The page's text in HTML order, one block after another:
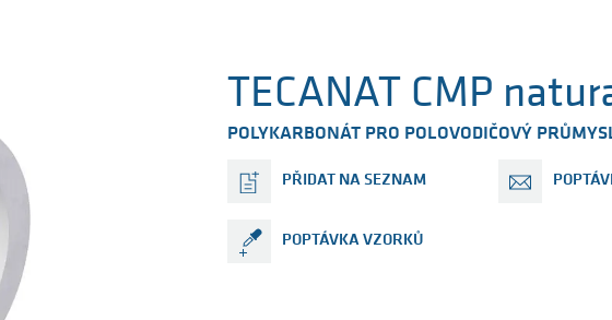
TECANAT CMP
POLYKARBONÁT PRO POLOVODIČOVÝ
PŘIDAT NA SEZNAM
POPTÁVKA VZORKŮ